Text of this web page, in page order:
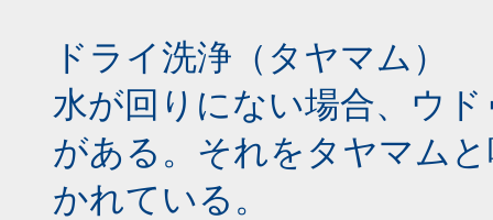
ドライ洗浄（タヤマム）
水が回りにない場合、ウ
がある。それをタヤマム
かれている。